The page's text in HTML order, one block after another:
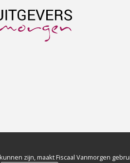
zijn, maakt Fiscaal Vanmorgen